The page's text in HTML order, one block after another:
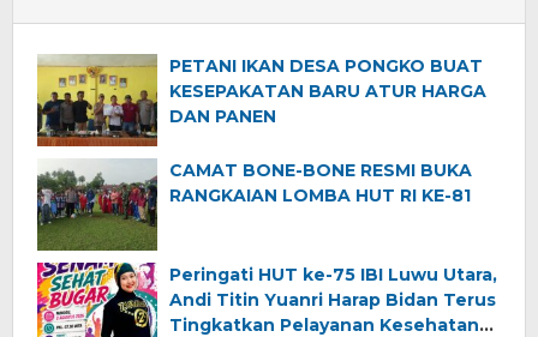
PETANI IKAN DESA PONGKO BUAT
KESEPAKATAN BARU ATUR HARGA
DAN PANEN
CAMAT BONE-BONE RESMI BUKA
RANGKAIAN LOMBA HUT RI KE-81
Peringati HUT ke-75 IBI Luwu Utara,
Andi Titin Yuanri Harap Bidan Terus
Tingkatkan Pelayanan Kesehatan